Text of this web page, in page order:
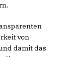
von
damit das